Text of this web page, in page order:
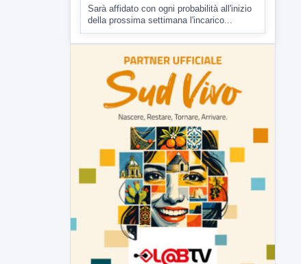
7 AGOSTO 2026 CRONACA
Malore o aggressione? Sarà
l'autopsia a chiarire il giallo di Villa
Sarà affidato con ogni probabilità all'inizio
della prossima settimana l'incarico...